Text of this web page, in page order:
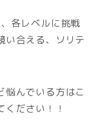
各レベルに挑戦
い合える、ソリテ
悩んでいる方はこ
ださい！！